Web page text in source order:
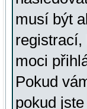
musí být
registrací,
moci
Pokud
pokud